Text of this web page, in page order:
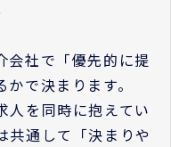
会社で「優先的に提
で決まります。
人を同時に抱えてい
共通して「決まりや